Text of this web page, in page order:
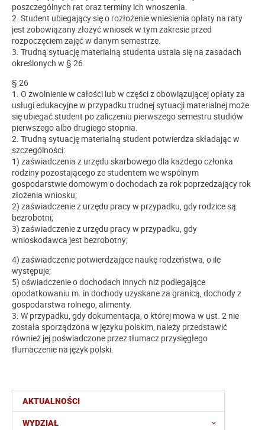
AKTUALNOŚCI
WYDZIAŁ
poszczególnych rat oraz terminy ich wnoszenia.
2. Student ubiegający się o rozłożenie wniesienia opłaty na raty
jest zobowiązany złożyć wniosek w tym zakresie przed
rozpoczęciem zajęć w danym semestrze.
3. Trudną sytuację materialną studenta ustala się na zasadach
określonych w § 26.
§ 26
1. O zwolnienie w całości lub w części z obowiązującej opłaty za
usługi edukacyjne w przypadku trudnej sytuacji materialnej może
się ubiegać student po zaliczeniu pierwszego semestru studiów
pierwszego albo drugiego stopnia.
2. Trudną sytuację materialną student potwierdza składając w
szczególności:
1) zaświadczenia z urzędu skarbowego dla każdego członka
rodziny pozostającego ze studentem we wspólnym
gospodarstwie domowym o dochodach za rok poprzedzający rok
złożenia wniosku;
2) zaświadczenie z urzędu pracy w przypadku, gdy rodzice są
bezrobotni;
3) zaświadczenie z urzędu pracy w przypadku, gdy
wnioskodawca jest bezrobotny;
4) zaświadczenie potwierdzające naukę rodzeństwa, o ile
występuje;
5) oświadczenie o dochodach innych niż podlegające
opodatkowaniu m. in dochody uzyskane za granicą, dochody z
gospodarstwa rolnego, alimenty.
3. W przypadku, gdy dokumentacja, o której mowa w ust. 2 nie
została sporządzona w języku polskim, należy przedstawić
również jej poświadczone przez tłumacz przysięgłego
tłumaczenie na język polski.